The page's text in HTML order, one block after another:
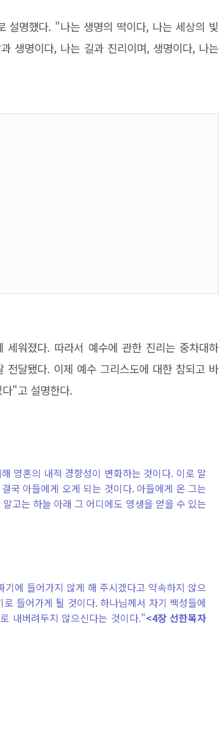
설명했다. "나는 생명의 떡이다, 나는 세상의 빛
생명이다, 나는 길과 진리이며, 생명이다, 나는
워졌다. 따라서 예수에 관한 진리는 중차대하
달됐다. 이제 예수 그리스도에 대한 참되고 바
"고 설명한다.
영혼의 내적 경향성이 변화하는 것이다. 이로 말
국 아들에게 오게 되는 것이다. 아들에게 온 그는
고는 하늘 아래 그 어디에도 영생을 얻을 수 있는
에 들어가지 않게 해 주시겠다고 약속하지 않으
들어가게 될 것이다. 하나님께서 자기 백성들에
내버려두지 않으신다는 것이다."<4장 선한목자